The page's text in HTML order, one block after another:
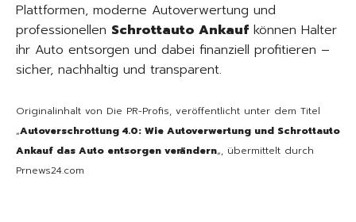
Plattformen, moderne Autoverwertung und
professionellen Schrottauto Ankauf können Halter
ihr Auto entsorgen und dabei finanziell profitieren –
sicher, nachhaltig und transparent.
Originalinhalt von Die PR-Profis, veröffentlicht unter dem Titel
„Autoverschrottung 4.0: Wie Autoverwertung und Schrottauto
Ankauf das Auto entsorgen verändern„, übermittelt durch
Prnews24.com